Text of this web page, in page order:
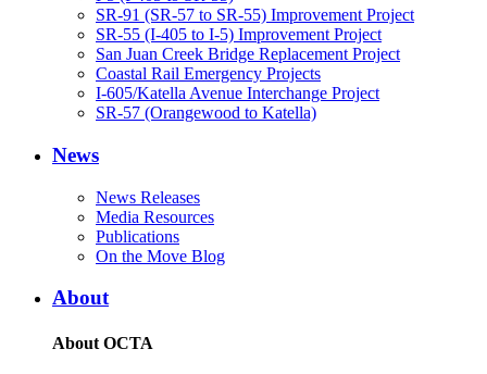
SR-91 (SR-57 to SR-55) Improvement Project
SR-55 (I-405 to I-5) Improvement Project
San Juan Creek Bridge Replacement Project
Coastal Rail Emergency Projects
I-605/Katella Avenue Interchange Project
SR-57 (Orangewood to Katella)
News
News Releases
Media Resources
Publications
On the Move Blog
About
About OCTA